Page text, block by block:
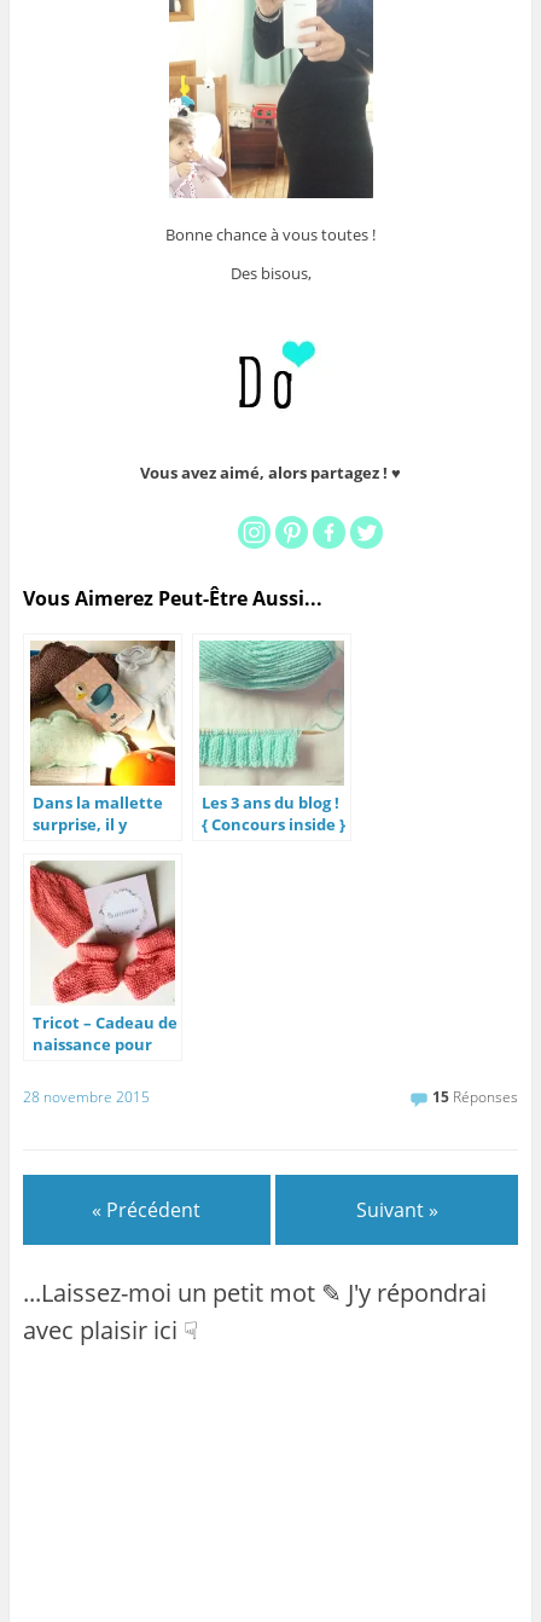
Bonne chance à vous toutes !
Des bisous,
Vous avez aimé, alors partagez ! ♥
Vous Aimerez Peut-Être Aussi...
Dans la mallette
surprise, il y
Les 3 ans du blog !
{ Concours inside }
Tricot – Cadeau de
naissance pour
28 novembre 2015 15 Réponses
« Précédent Suivant »
...Laissez-moi un petit mot ✎ J'y répondrai
avec plaisir ici ☟